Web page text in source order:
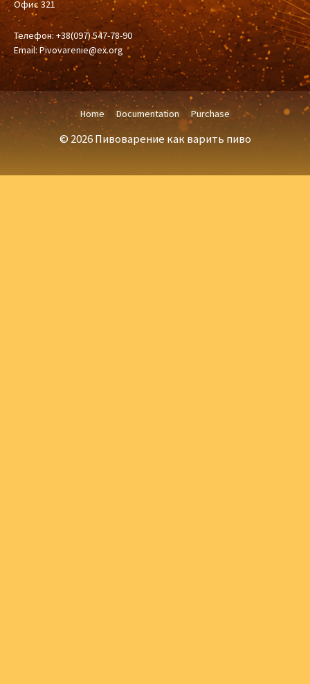
Офис 321
Телефон: +38(097) 547-78-90
Email: Pivovarenie@ex.org
Home Documentation Purchase
© 2026 Пивоварение как варить пиво